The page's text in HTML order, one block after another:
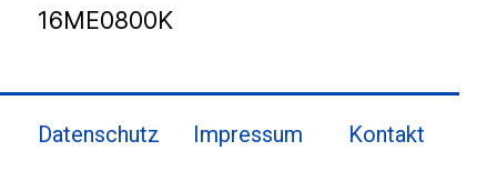
16ME0800K
Datenschutz Impressum Kontakt